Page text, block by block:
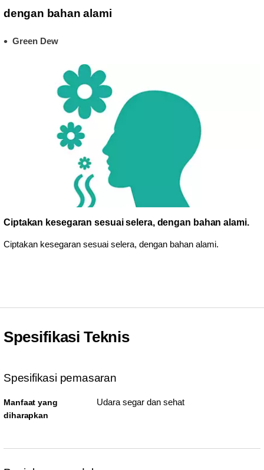
dengan bahan alami
Green Dew
Ciptakan kesegaran sesuai selera, dengan bahan alami.
Ciptakan kesegaran sesuai selera, dengan bahan alami.
Spesifikasi Teknis
Spesifikasi pemasaran
Manfaat yang
diharapkan
Udara segar dan sehat